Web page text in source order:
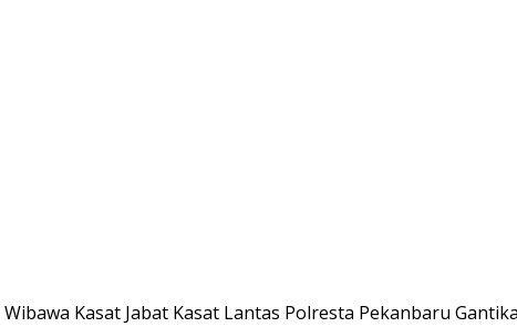
Kasat Jabat Kasat Lantas Polresta Pekanbaru